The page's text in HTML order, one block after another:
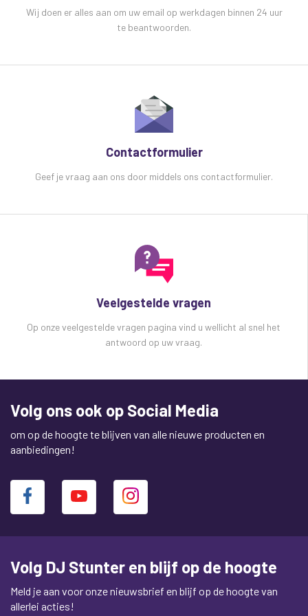
Bespaart kosten, ruimte en installatietijd in
vergelijking met kasten.
Specificaties Adastra 1U RACK-IT Wand-/balie
Gewicht (per stuk)59 g
Afmetingen (per stuk)122 x 50 x 22 mm
2 mm stalen plaat
Wij doen er alles aan om uw email op werkdagen binnen 24 uur
te beantwoorden.
Contactformulier
Geef je vraag aan ons door middels ons contactformulier.
Veelgestelde vragen
Op onze veelgestelde vragen pagina vind u wellicht al snel het
antwoord op uw vraag.
Volg ons ook op Social Media
om op de hoogte te blijven van alle nieuwe producten en
aanbiedingen!
Volg DJ Stunter en blijf op de hoogte
Meld je aan voor onze nieuwsbrief en blijf op de hoogte van
allerlei acties!